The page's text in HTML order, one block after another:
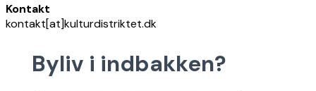
Kontakt
kontakt[at]kulturdistriktet.dk
Byliv i indbakken?